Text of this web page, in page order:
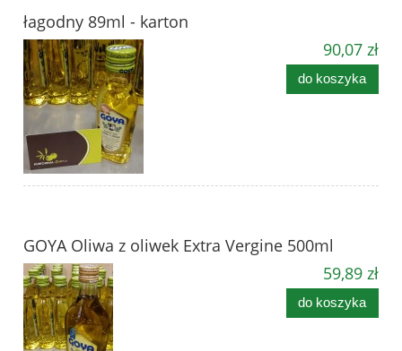
łagodny 89ml - karton
90,07 zł
do koszyka
GOYA Oliwa z oliwek Extra Vergine 500ml
59,89 zł
do koszyka